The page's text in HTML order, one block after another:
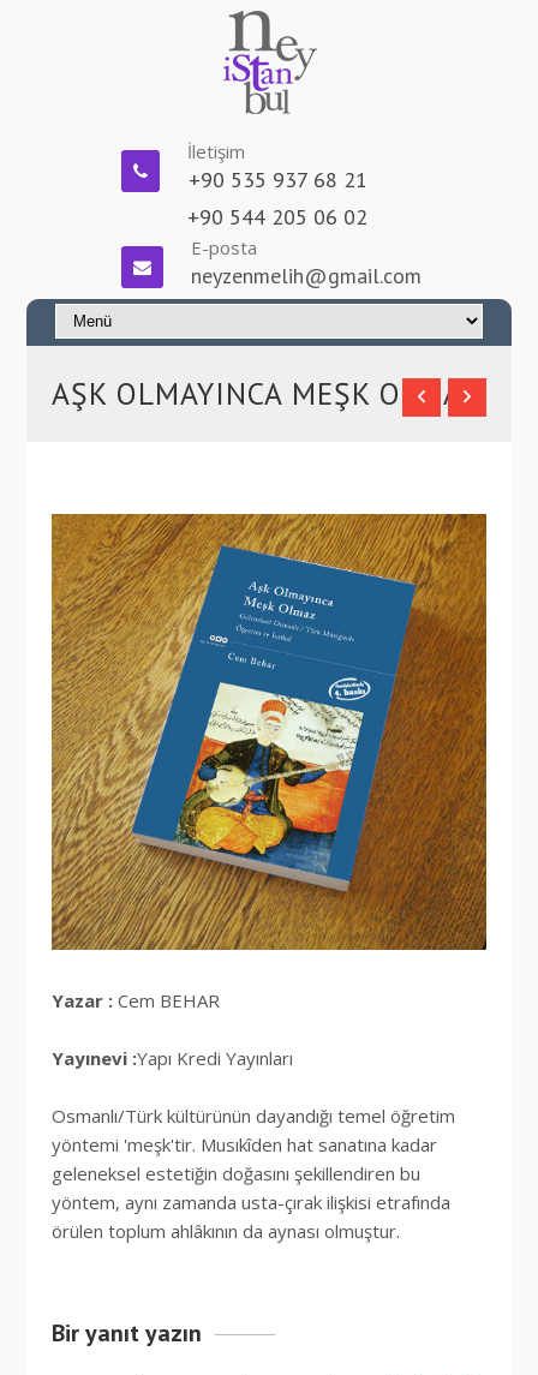
İletişim
+90 535 937 68 21
+90 544 205 06 02
E-posta
neyzenmelih@gmail.com
AŞK OLMAYINCA MEŞK OLMAZ
Yazar : Cem BEHAR
Yayınevi :Yapı Kredi Yayınları
Osmanlı/Türk kültürünün dayandığı temel öğretim
yöntemi 'meşk'tir. Musıkîden hat sanatına kadar
geleneksel estetiğin doğasını şekillendiren bu
yöntem, aynı zamanda usta-çırak ilişkisi etrafında
örülen toplum ahlâkının da aynası olmuştur.
Bir yanıt yazın